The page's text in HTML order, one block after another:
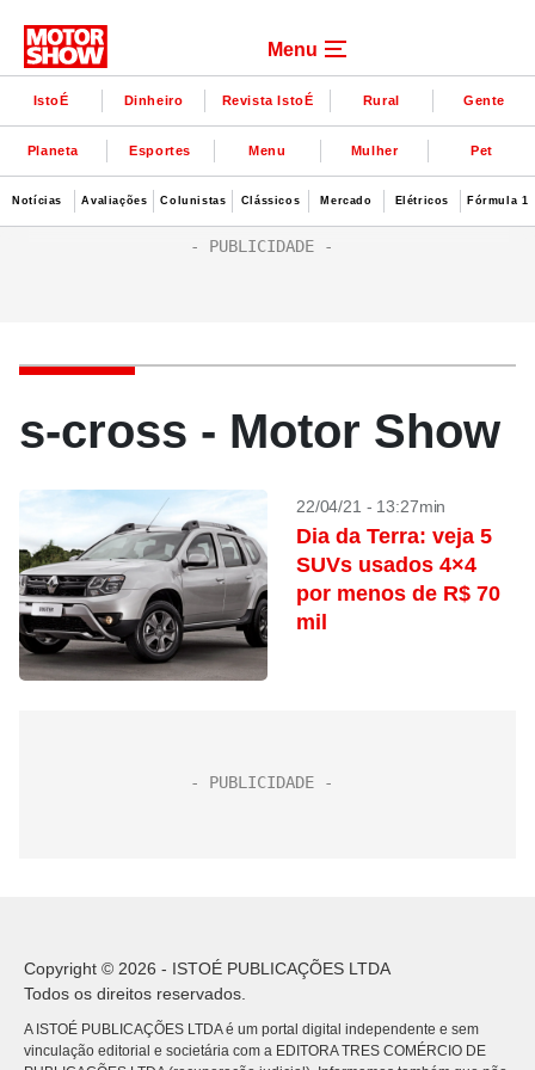
Menu
IstoÉ Dinheiro Revista IstoÉ Rural Gente
Planeta Esportes Menu Mulher Pet
Notícias Avaliações Colunistas Clássicos Mercado Elétricos Fórmula 1
s-cross - Motor Show
22/04/21 - 13:27min
Dia da Terra: veja 5
SUVs usados 4×4
por menos de R$ 70
mil
Copyright © 2026 - ISTOÉ PUBLICAÇÕES LTDA
Todos os direitos reservados.
A ISTOÉ PUBLICAÇÕES LTDA é um portal digital independente e sem
vinculação editorial e societária com a EDITORA TRES COMÉRCIO DE